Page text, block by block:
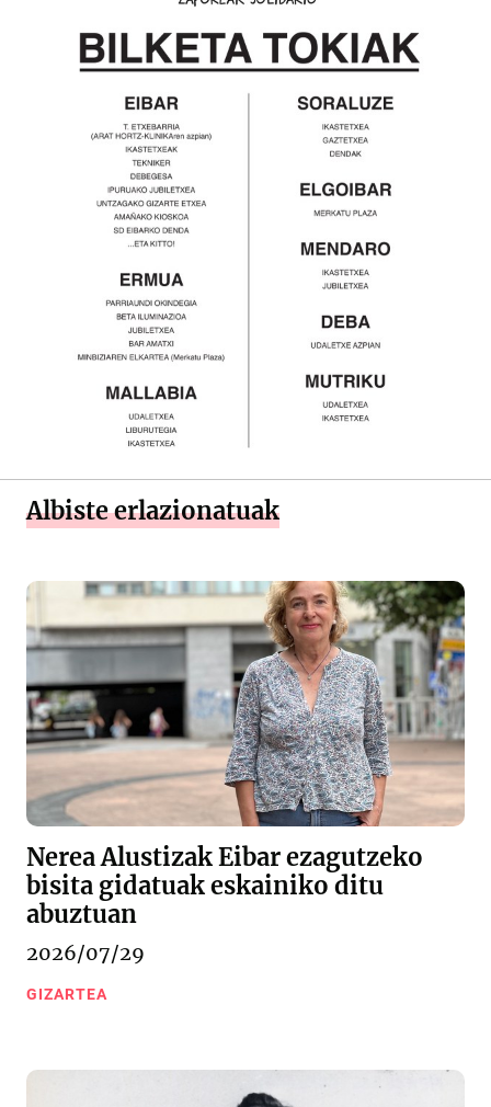
Albiste erlazionatuak
Nerea Alustizak Eibar ezagutzeko
bisita gidatuak eskainiko ditu
abuztuan
2026/07/29
GIZARTEA